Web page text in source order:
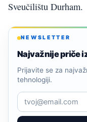
Sveučilištu Durham.
NEWSLETTER
Najvažnije priče
Prijavite se za
tehnologiji.